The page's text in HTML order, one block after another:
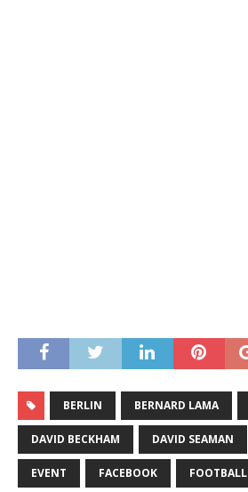
BERLIN BERNARD LAMA
DAVID BECKHAM DAVID SEAMAN
EVENT FACEBOOK FOOTBALL